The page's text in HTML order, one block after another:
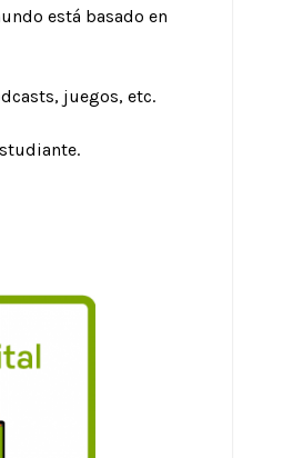
está basado en
juegos, etc.